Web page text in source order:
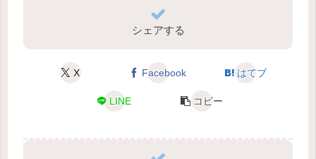
シェアする
X Facebook はてブ
LINE コピー